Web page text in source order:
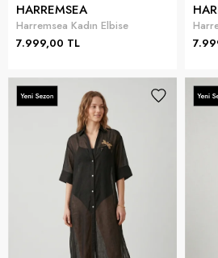
HARREMSEA
Harremsea Kadın Elbise
7.999,00 TL